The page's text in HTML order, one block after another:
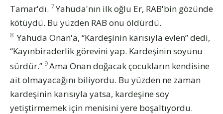
Tamar'dı. 7Yahuda'nın ilk oğlu Er, RAB'bin gözünde
kötüydü. Bu yüzden RAB onu öldürdü.
8 Yahuda Onan'a, “Kardeşinin karısıyla evlen” dedi,
“Kayınbiraderlik görevini yap. Kardeşinin soyunu
sürdür.” 9Ama Onan doğacak çocukların kendisine
ait olmayacağını biliyordu. Bu yüzden ne zaman
kardeşinin karısıyla yatsa, kardeşine soy
yetiştirmemek için menisini yere boşaltıyordu.